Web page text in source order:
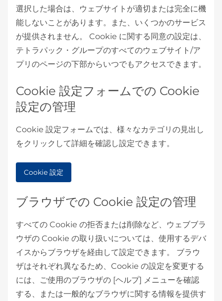
選択した場合は、ウェブサイトが適切または完全に機
能しないことがあります。また、いくつかのサービス
が提供されません。 Cookie に関する同意の設定は、
テトラパック・グループのすべてのウェブサイト/ア
プリのページの下部からいつでもアクセスできます。
Cookie 設定フォームでの Cookie
設定の管理
Cookie 設定フォームでは、様々なカテゴリの見出し
をクリックして詳細を確認し設定できます。
Cookie 設定
ブラウザでの Cookie 設定の管理
すべての Cookie の拒否または削除など、ウェブブラ
ウザの Cookie の取り扱いについては、使用するデバ
イスからブラウザを経由して設定できます。 ブラウ
ザはそれぞれ異なるため、Cookie の設定を変更する
には、ご使用のブラウザの [ヘルプ] メニューを確認
する、または一般的なブラウザに関する情報を提供す